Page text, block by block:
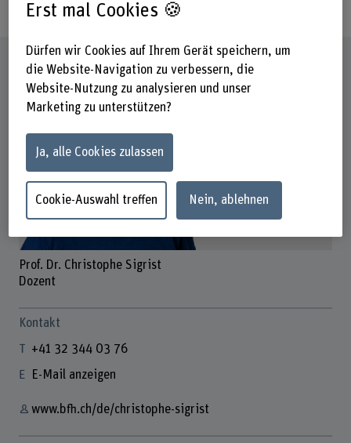
Steckbrief
Prof. Dr. Christophe Sigrist
Dozent
Kontakt
+41 32 344 03 76
E-Mail anzeigen
www.bfh.ch/de/christophe-sigrist
Erst mal Cookies 🍪
Dürfen wir Cookies auf Ihrem Gerät speichern, um
die Website-Navigation zu verbessern, die
Website-Nutzung zu analysieren und unser
Marketing zu unterstützen?
Ja, alle Cookies zulassen
Cookie-Auswahl treffen Nein, ablehnen